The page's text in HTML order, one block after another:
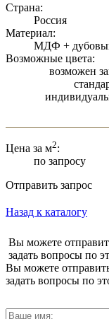
Страна:
Россия
Материал:
МДФ +
Возможные цвета:
возможен
Цена за м2:
по запросу
Отправить запрос
Назад к каталогу
Вы можете
задать вопросы по
Вы можете
задать вопросы по